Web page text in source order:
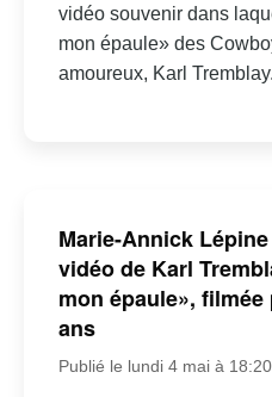
vidéo souvenir dans
mon épaule» des
amoureux, Karl Tremblay.
Marie-Annick
vidéo de Karl
mon épaule»,
ans
Publié le lundi 4 mai à 18:20